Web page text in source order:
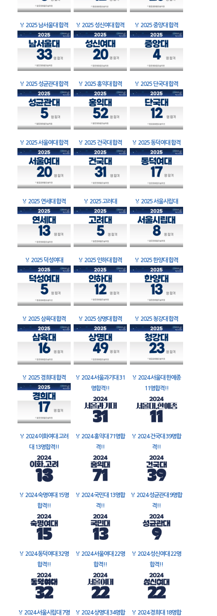
🏅 2025 남서울대 합격 🏅 2025 성신여대 합격 🏅 2025 중앙대 합격
🏅 2025 성균관대 합격 🏅 2025 홍익대 합격 🏅 2025 단국대 합격
🏅 2025 서울여대 합격 🏅 2025 건국대 합격 🏅 2025 동덕여대 합격
🏅 2025 연세대 합격 🏅 2025 고려대 🏅 2025 서울시립대
🏅 2025 덕성여대 🏅 2025 인하대 합격 🏅 2025 한양대 합격
🏅 2025 삼육대 합격 🏅 2025 상명대 합격 🏅 2025 청강대 합격
🏅 2025 경희대 합격 🏅 2024 서울과기대 31
명합격!!
🏅 2024 서울대 한예종
11명합격!!
🏅 2024 이화여대 고려
대 13명합격!!
🏅 2024 홍익대 71명합
격!!
🏅 2024 건국대 39명합
격!!
🏅 2024 숙명여대 15명
합격!!
🏅 2024 국민대 13명합
격!!
🏅 2024 성균관대 9명합
격!!
🏅 2024 동덕여대 32명
합격!!
🏅 2024 서울여대 22명
합격!!
🏅 2024 성신여대 22명
합격!!
🏅 2024 서울시립대 7명
🏅 2024 상명대 34명합
🏅 2024 경희대 18명합